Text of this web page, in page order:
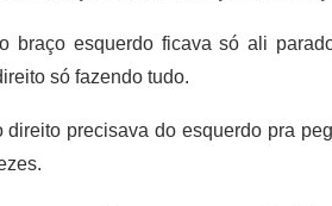
esquerdo ficava só ali
só fazendo tudo.
precisava do esquerdo pra